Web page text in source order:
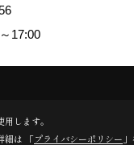
～17:00
Co., Ltd. All Rights
リエイト
します。
細は 「プライバシーポリシー